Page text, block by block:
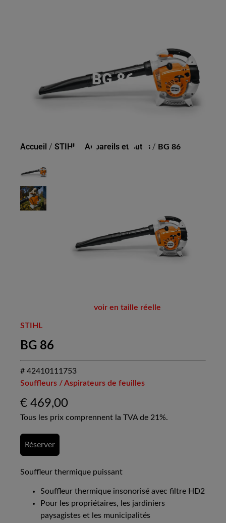
BG 86
Accueil / STIHL Appareils et outils / BG 86
voir en taille réelle
STIHL
BG 86
# 42410111753
Souffleurs / Aspirateurs de feuilles
€ 469,00
Tous les prix comprennent la TVA de 21%.
Réserver
Souffleur thermique puissant
Souffleur thermique insonorisé avec filtre HD2
Pour les propriétaires, les jardiniers
paysagistes et les municipalités